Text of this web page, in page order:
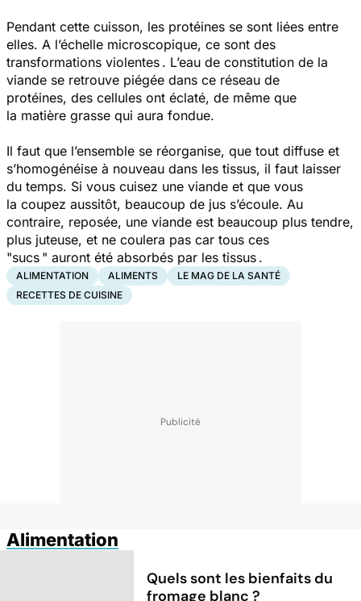
Pendant cette cuisson, les protéines se sont liées entre
elles. A l’échelle microscopique, ce sont des
transformations violentes . L’eau de constitution de la
viande se retrouve piégée dans ce réseau de
protéines, des cellules ont éclaté, de même que
la matière grasse qui aura fondue.
Il faut que l’ensemble se réorganise, que tout diffuse et
s’homogénéise à nouveau dans les tissus, il faut laisser
du temps. Si vous cuisez une viande et que vous
la coupez aussitôt, beaucoup de jus s’écoule. Au
contraire, reposée, une viande est beaucoup plus tendre,
plus juteuse, et ne coulera pas car tous ces
"sucs " auront été absorbés par les tissus .
ALIMENTATION ALIMENTS
LE MAG DE LA SANTÉ
RECETTES DE CUISINE
Alimentation
Quels sont les bienfaits du
fromage blanc ?